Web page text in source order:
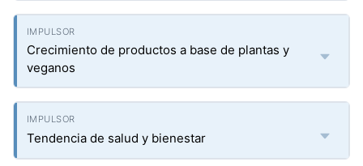
Crecimiento de productos a base de plantas y
veganos
Tendencia de salud y bienestar